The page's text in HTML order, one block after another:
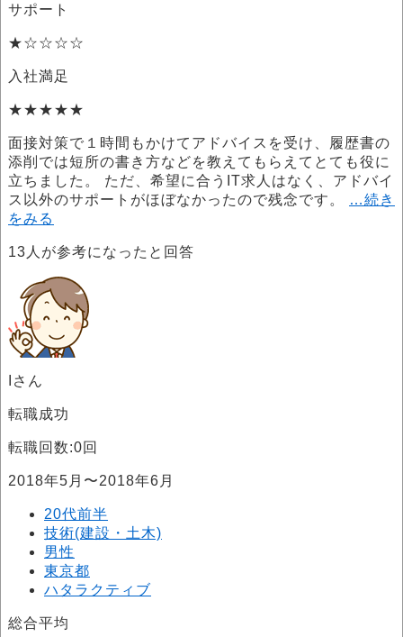
サポート
★☆☆☆☆
入社満足
★★★★★
面接対策で１時間もかけてアドバイスを受け、履歴書の
添削では短所の書き方などを教えてもらえてとても役に
立ちました。 ただ、希望に合うIT求人はなく、アドバイ
ス以外のサポートがほぼなかったので残念です。
…続き
をみる
13 人が参考になったと回答
Iさん
転職成功
転職回数:0回
2018年5月〜2018年6月
20代前半
技術(建設・土木)
男性
東京都
ハタラクティブ
総合平均